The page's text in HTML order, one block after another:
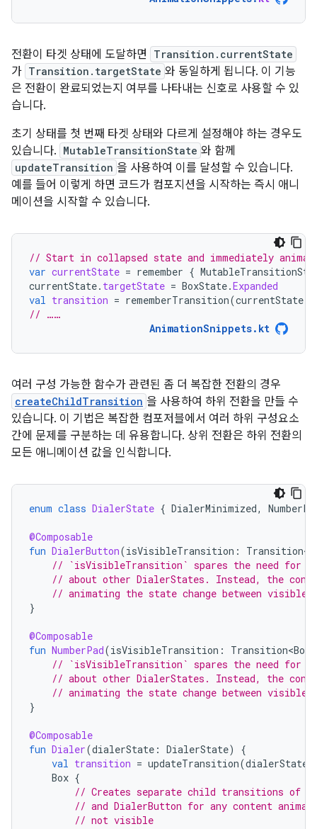
전환이 타겟 상태에 도달하면 Transition.currentState
가 Transition.targetState 와 동일하게 됩니다. 이 기능
은 전환이 완료되었는지 여부를 나타내는 신호로 사용할 수 있
습니다.
초기 상태를 첫 번째 타겟 상태와 다르게 설정해야 하는 경우도
있습니다. MutableTransitionState 와 함께
updateTransition 을 사용하여 이를 달성할 수 있습니다.
예를 들어 이렇게 하면 코드가 컴포지션을 시작하는 즉시 애니
메이션을 시작할 수 있습니다.
// Start in collapsed state and immediately
var currentState = remember {
currentState. targetState = BoxState.Expanded
val transition = rememberTransition(currentState
// ……
AnimationSnippets.kt
여러 구성 가능한 함수가 관련된 좀 더 복잡한 전환의 경우
createChildTransition 을 사용하여 하위 전환을 만들 수
있습니다. 이 기법은 복잡한 컴포저블에서 여러 하위 구성요소
간에 문제를 구분하는 데 유용합니다. 상위 전환은 하위 전환의
모든 애니메이션 값을 인식합니다.
enum class DialerState { DialerMinimized,
@Composable
fun DialerButton(isVisibleTransition :
// `isVisibleTransition` spares the need for
// about other DialerStates. Instead, the
// animating the state change between
}
@Composable
fun NumberPad(isVisibleTransition :
// `isVisibleTransition` spares the need for
// about other DialerStates. Instead, the
// animating the state change between
}
@Composable
fun Dialer(dialerState : DialerState)
{
val transition = updateTransition(dialerState
Box {
// Creates separate child transitions of
// and DialerButton for any content
// not visible